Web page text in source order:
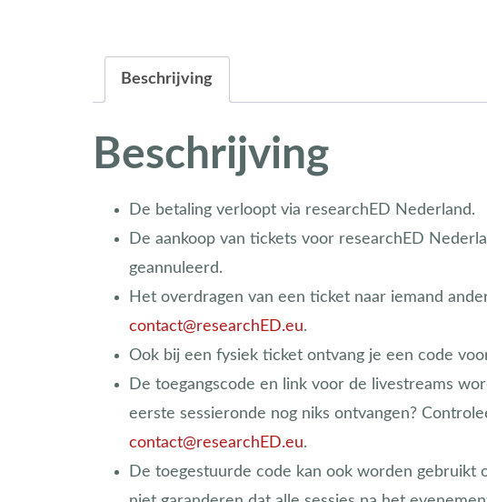
Beschrijving
Beschrijving
De betaling verloopt via researchED Nederland.
De aankoop van tickets voor researchED
geannuleerd.
Het overdragen van een ticket naar iemand
contact@researchED.eu.
Ook bij een fysiek ticket ontvang je een code
De toegangscode en link voor de livestreams
eerste sessieronde nog niks ontvangen?
contact@researchED.eu.
De toegestuurde code kan ook worden gebruikt